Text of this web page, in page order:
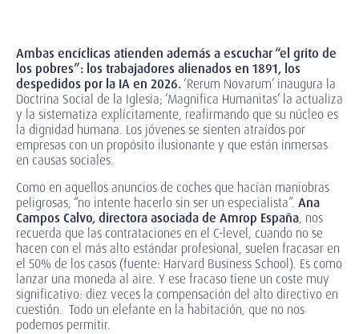
Ambas encíclicas atienden además a escuchar “el grito de
los pobres”: los trabajadores alienados en 1891, los
despedidos por la IA en 2026. ‘Rerum Novarum’ inaugura la
Doctrina Social de la Iglesia; ‘Magnifica Humanitas’ la actualiza
y la sistematiza explícitamente, reafirmando que su núcleo es
la dignidad humana. Los jóvenes se sienten atraídos por
empresas con un propósito ilusionante y que están inmersas
en causas sociales.
Como en aquellos anuncios de coches que hacían maniobras
peligrosas, “no intente hacerlo sin ser un especialista”. Ana
Campos Calvo, directora asociada de Amrop España, nos
recuerda que las contrataciones en el C-level, cuando no se
hacen con el más alto estándar profesional, suelen fracasar en
el 50% de los casos (fuente: Harvard Business School). Es como
lanzar una moneda al aire. Y ese fracaso tiene un coste muy
significativo: diez veces la compensación del alto directivo en
cuestión. Todo un elefante en la habitación, que no nos
podemos permitir.